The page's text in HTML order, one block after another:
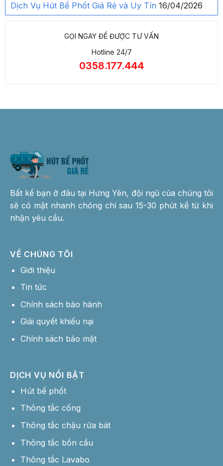
Dịch Vụ Hút Bể Phốt Giá Rẻ và Uy Tín 16/04/2026
GỌI NGAY ĐỂ ĐƯỢC TƯ VẤN
Hotline 24/7
0358.177.444
Bất kể bạn ở đâu tại Hưng Yên, đội ngũ của chúng tôi
sẽ có mặt nhanh chóng chỉ sau 15-30 phút kể từ khi
nhận yêu cầu.
VỀ CHÚNG TÔI
Giới thiệu
Tin tức
Chính sách bảo hành
Giải quyết khiếu nại
Chính sách bảo mật
DỊCH VỤ NỔI BẬT
Hút bể phốt
Thông tắc cống
Thông tắc chậu rửa bát
Thông tắc bồn cầu
Thông tắc Lavabo